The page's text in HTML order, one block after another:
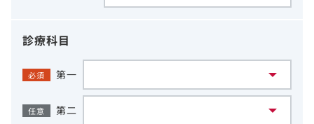
診療科目
必須 第一
任意 第二